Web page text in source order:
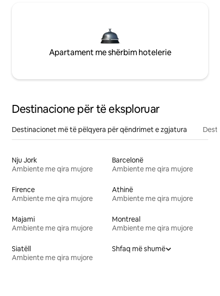
Apartament me shërbim hotelerie
Destinacione për të eksploruar
Destinacionet më të pëlqyera për qëndrimet e zgjatura
Nju Jork
Ambiente me qira mujore
Barcelonë
Ambiente me qira mujore
Firence
Ambiente me qira mujore
Athinë
Ambiente me qira mujore
Majami
Ambiente me qira mujore
Montreal
Ambiente me qira mujore
Siatëll
Ambiente me qira mujore
Shfaq më shumë